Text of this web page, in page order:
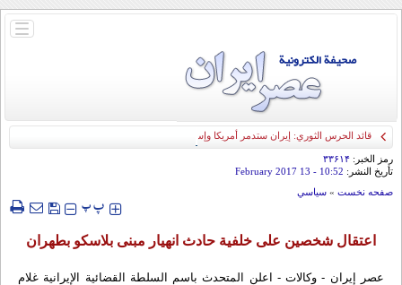
باز
قائد الحرس الثوري: إيران ستدمر أمريكا وإسرائيل والسعودية إذا تجاوزت خطوط طهران
الحمراء
رمز الخبر: ۳۳۶۱۴
تأريخ النشر: 10:52
- 13 February 2017
صفحه نخست » سياسي
‍‍‍ پپ
اعتقال شخصين على خلفية حادث انهيار مبنى بلاسكو بطهران
عصر إيران - وكالات - اعلن المتحدث باسم السلطة القضائية الإيرانية غلام